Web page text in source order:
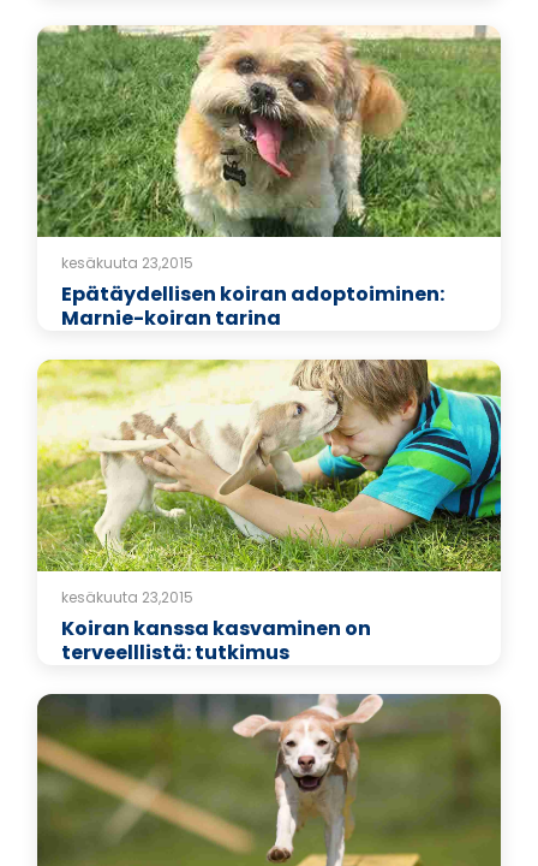
kesäkuuta 23,2015
Epätäydellisen koiran adoptoiminen:
Marnie-koiran tarina
kesäkuuta 23,2015
Koiran kanssa kasvaminen on
terveelllistä: tutkimus